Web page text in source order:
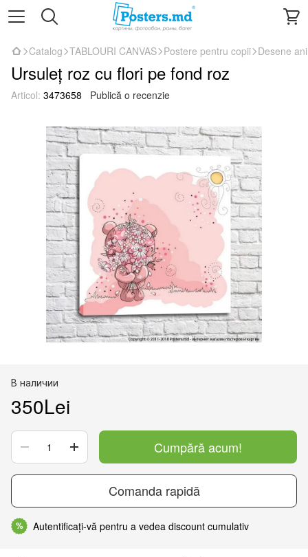
Catalog TABLOURI CANVAS Postere pentru copii Desene
Ursuleț roz cu flori pe fond roz
Articol: 3473658 Publică o recenzie
В наличии
350Lei
Cumpără acum!
Comanda rapidă
% Autentificați-vă pentru a vedea discount cumulativ